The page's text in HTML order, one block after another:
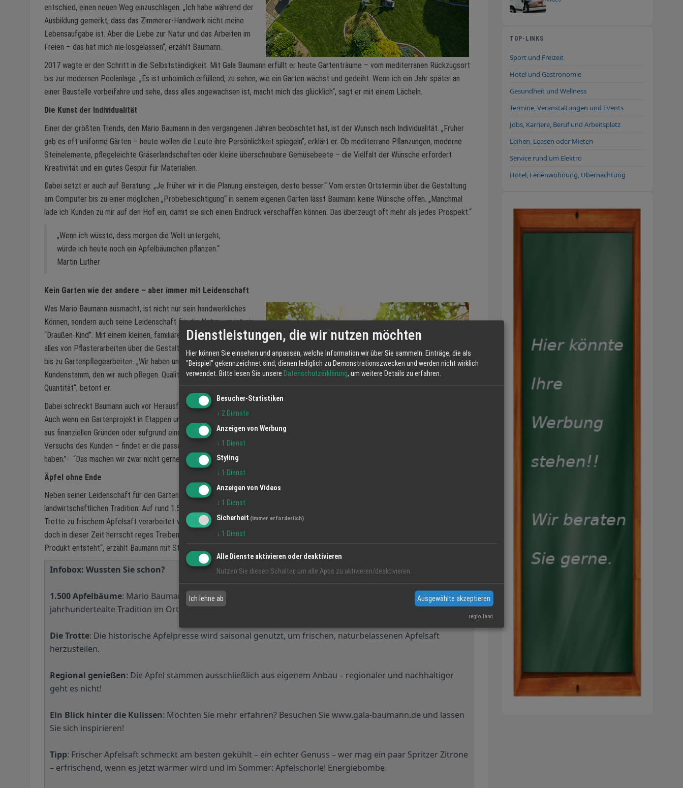
entschied, einen neuen Weg einzuschlagen. „Ich habe während der
Ausbildung gemerkt, dass das Zimmerer-Handwerk nicht meine
Lebensaufgabe ist. Aber die Liebe zur Natur und das Arbeiten im
Freien – das hat mich nie losgelassen“, erzählt Baumann.
2017 wagte er den Schritt in die Selbstständigkeit. Mit Gala Baumann erfüllt er heute Gartenträume – vom mediterranen Rückzugsort
bis zur modernen Poolanlage. „Es ist unheimlich erfüllend, zu sehen, wie ein Garten wächst und gedeiht. Wenn ich ein Jahr später an
einer Baustelle vorbeifahre und sehe, dass alles angewachsen ist, macht mich das glücklich“, sagt er mit einem Lächeln.
Die Kunst der Individualität
Einer der größten Trends, den Mario Baumann in den vergangenen Jahren beobachtet hat, ist der Wunsch nach Individualität. „Früher
gab es oft uniforme Gärten – heute wollen die Leute ihre Persönlichkeit spiegeln“, erklärt er. Ob mediterrane Pflanzungen, moderne
Steinelemente, pflegeleichte Gräserlandschaften oder kleine überschaubare Gemüsebeete – die Vielfalt der Wünsche erfordert
Kreativität und ein gutes Gespür für Materialien.
Dabei setzt er auch auf Beratung: „Je früher wir in die Planung einsteigen, desto besser.“ Vom ersten Ortstermin über die Gestaltung
am Computer bis zu einer möglichen „Probebesichtigung“ in seinem eigenen Garten lässt Baumann keine Wünsche offen. „Manchmal
lade ich Kunden zu mir auf den Hof ein, damit sie sich einen Eindruck verschaffen können. Das überzeugt oft mehr als jedes Prospekt.“
„Wenn ich wüsste, dass morgen die Welt untergeht,
würde ich heute noch ein Apfelbäumchen pflanzen.“
Martin Luther
Kein Garten wie der andere – aber immer mit Leidenschaft
Was Mario Baumann ausmacht, ist nicht nur sein handwerkliches
Können, sondern auch seine Leidenschaft für die Natur - er ist ein
“Draußen-Kind”. Mit einem kleinen, familiären Team übernimmt er
alles von Pflasterarbeiten über die Gestaltung ganzer Außenanlagen
bis zu Gartenpflegearbeiten. „Wir haben unseren festen
Kundenstamm, den wir auch pflegen. Qualität geht bei uns immer vor
Quantität“, betont er.
Dabei schreckt Baumann auch vor Herausforderungen nicht zurück.
Auch wenn ein Gartenprojekt in Etappen umgesetzt wird – sei es
aus finanziellen Gründen oder aufgrund eines Do-it-yourself-
Versuchs des Kunden – findet er die passenden Lösungen. „Manchmal komme ich, um etwas zu retten, was andere angefangen
haben.”- “Das machen wir zwar nicht gerne, aber wir finden immer eine Lösung.“
Äpfel ohne Ende
Neben seiner Leidenschaft für den Garten- und Landschaftsbau widmet sich Mario Baumann auch einer kleinen, aber feinen
landwirtschaftlichen Tradition: Auf rund 1.500 Apfelbäumen reifen jedes Jahr aromatische Äpfel heran, die in der familieneigenen
Trotte zu frischem Apfelsaft verarbeitet werden. Die Trotte, ein nostalgisches Herzstück seines Hofes, wird nur saisonal betrieben,
doch in dieser Zeit herrscht reges Treiben. „Es ist immer wieder schön zu sehen, wie aus den Früchten unserer Arbeit ein natürliches
Produkt entsteht“, erzählt Baumann mit Stolz.
Infobox: Wussten Sie schon?
1.500 Apfelbäume: Mario Baumann kultiviert auf seinem Hof rund 1.500 Apfelbäume – eine
jahrhundertealte Tradition im Ortenaukreis.
Die Trotte: Die historische Apfelpresse wird saisonal genutzt, um frischen, naturbelassenen Apfelsaft
herzustellen.
Regional genießen: Die Äpfel stammen ausschließlich aus eigenem Anbau – regionaler und nachhaltiger
geht es nicht!
Ein Blick hinter die Kulissen: Möchten Sie mehr erfahren? Besuchen Sie www.gala-baumann.de und lassen
Sie sich inspirieren!
Tipp: Frischer Apfelsaft schmeckt am besten gekühlt – ein echter Genuss – wer mag ein paar Spritzer Zitrone
– erfrischend, wenn es jetzt wärmer wird und im Sommer: Apfelschorle! Energiebombe.
TOP-LINKS
Sport und Freizeit
Hotel und Gastronomie
Gesundheit und Wellness
Termine, Veranstaltungen und Events
Jobs, Karriere, Beruf und Arbeitsplatz
Leihen, Leasen oder Mieten
Service rund um Elektro
Hotel, Ferienwohnung, Übernachtung
Dienstleistungen, die wir nutzen möchten
Hier können Sie einsehen und anpassen, welche Information wir über Sie sammeln. Einträge, die als
"Beispiel" gekennzeichnet sind, dienen lediglich zu Demonstrationszwecken und werden nicht wirklich
verwendet. Bitte lesen Sie unsere Datenschutzerklärung, um weitere Details zu erfahren.
Besucher-Statistiken
↓ 2 Dienste
Anzeigen von Werbung
↓ 1 Dienst
Styling
↓ 1 Dienst
Anzeigen von Videos
↓ 1 Dienst
Sicherheit (immer erforderlich)
↓ 1 Dienst
Alle Dienste aktivieren oder deaktivieren
Nutzen Sie diesen Schalter, um alle Apps zu aktivieren/deaktivieren.
Ich lehne ab Ausgewählte akzeptieren
regio.land